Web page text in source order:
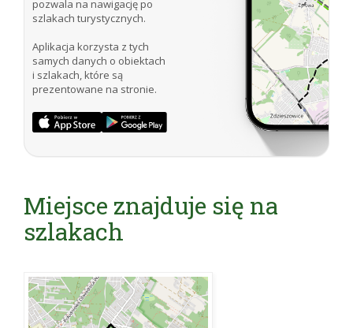
Internet:
http://pl.wikipedia.org/wiki/
http://warszawa.wikia.com/wiki/
pozwala na nawigację po
szlakach turystycznych.
Aplikacja korzysta z tych
samych danych o obiektach
i szlakach, które są
prezentowane na stronie.
Miejsce znajduje się na
szlakach